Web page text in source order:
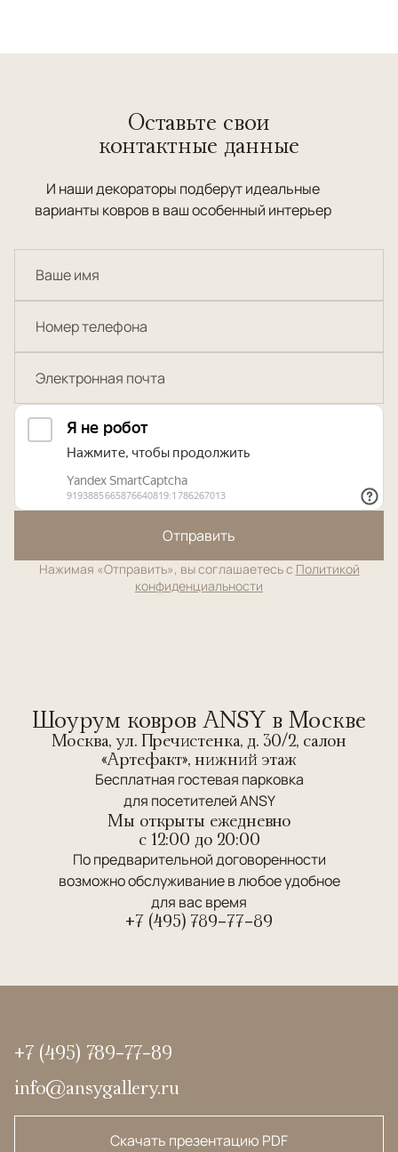
Оставьте свои
контактные данные
И наши декораторы подберут идеальные
варианты ковров в ваш особенный интерьер
Отправить
Нажимая «Отправить», вы соглашаетесь с Политикой
конфиденциальности
Шоурум ковров ANSY в Москве
Москва, ул. Пречистенка, д. 30/2, салон
«Артефакт», нижний этаж
Бесплатная гостевая парковка
для посетителей ANSY
Мы открыты ежедневно
c 12:00 до 20:00
По предварительной договоренности
возможно обслуживание в любое удобное
для вас время
+7 (495) 789-77-89
+7 (495) 789-77-89
info@ansygallery.ru
Скачать презентацию PDF